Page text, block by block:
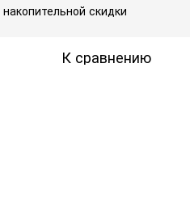
скидки
К сравнению